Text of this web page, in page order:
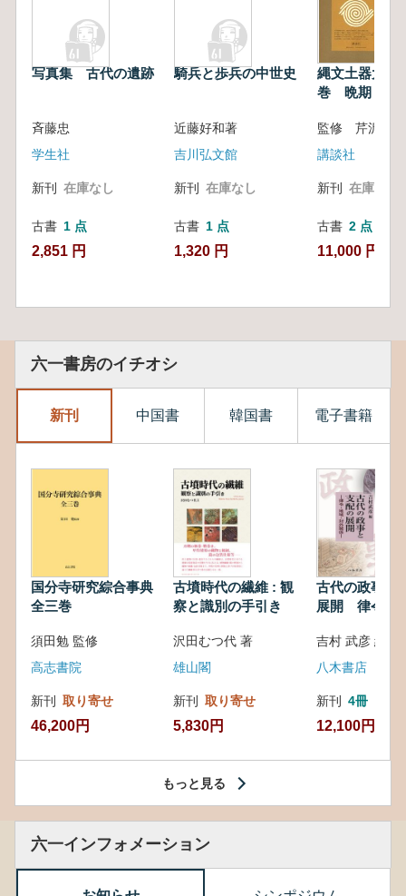
写真集 古代の遺跡
斉藤忠
学生社
新刊 在庫なし
古書 1 点
2,851 円
騎兵と歩兵の中世史
近藤好和著
吉川弘文館
新刊 在庫なし
古書 1 点
1,320 円
縄文土器大
巻 晩期
講談社
新刊 在庫なし
古書 2 点
11,000 円~
六一書房のイチオシ
新刊 中国書 韓国書 電子書籍
国分寺研究綜合事典
全三巻
須田勉 監修
高志書院
新刊 取り寄せ
46,200円
古墳時代の繊維 : 観
察と識別の手引き
沢田むつ代 著
雄山閣
新刊 取り寄せ
5,830円
古代の政事と
展開 律令・
吉村 武彦 編集
八木書店
新刊 4冊
12,100円
もっと見る
六一インフォメーション